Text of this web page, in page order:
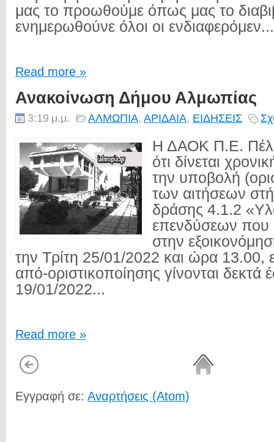
μας το προωθούμε όπως μας το
ενημερωθούνε όλοι οι ενδιαφερόμεν...
Read more »
Ανακοίνωση Δήμου Αλμωπίας
3:19 μ.μ. ΑΛΜΩΠΙΑ, ΑΡΙΔΑΙΑ, ΕΙΔΗΣΕΙΣ
Η ΔΑΟΚ Π.Ε.
ότι δίνεται
την υποβολή
των αιτήσεων
δράσης 4.1.2
επενδύσεων που
στην
την Τρίτη 25/01/2022 και ώρα 13.00,
από-οριστικοποίησης γίνονται δεκτά
19/01/2022...
Read more »
Εγγραφή σε: Αναρτήσεις (Atom)